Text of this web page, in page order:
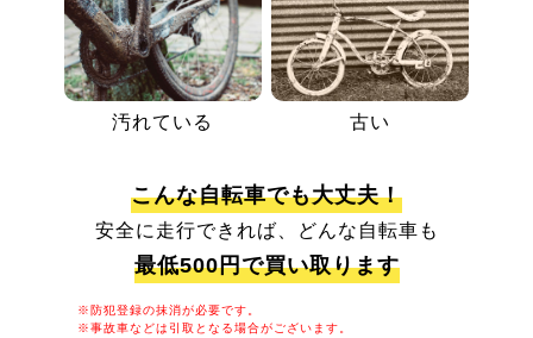
汚れている 古い
こんな自転車でも大丈夫！
安全に走行できれば、どんな自転車も
最低500円で買い取ります
※防犯登録の抹消が必要です。
※事故車などは引取となる場合がございます。